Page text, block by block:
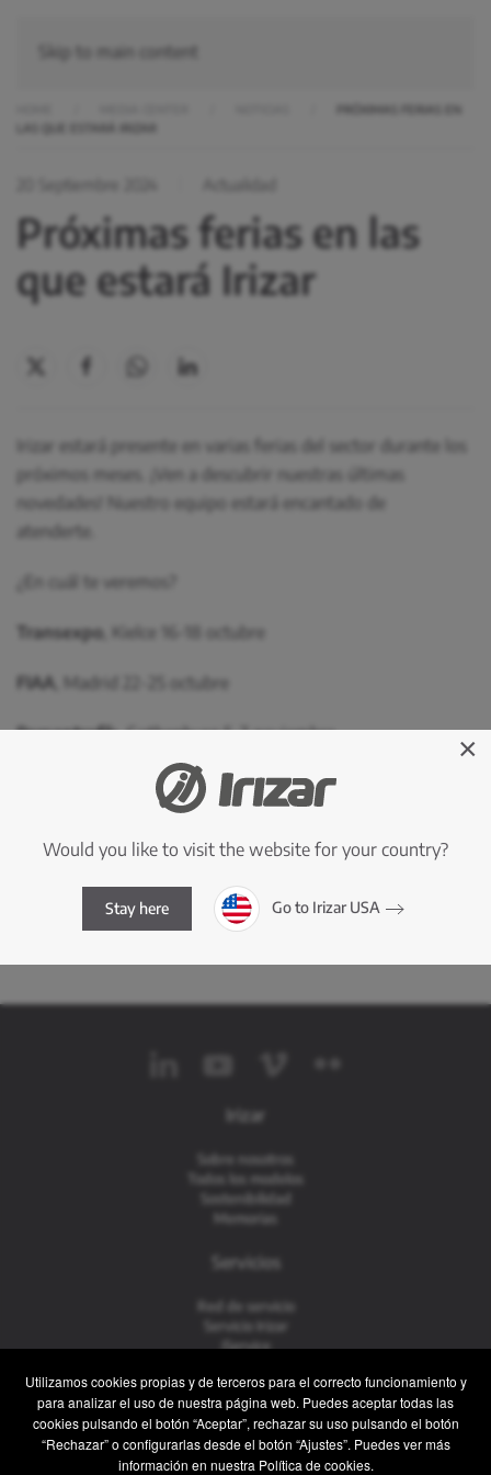
Utilizamos cookies propias y de terceros para el correcto funcionamiento y
para analizar el uso de nuestra página web. Puedes aceptar todas las
cookies pulsando el botón “Aceptar”, rechazar su uso pulsando el botón
“Rechazar” o configurarlas desde el botón “Ajustes”. Puedes ver más
información en nuestra Política de cookies.
Skip to main content
Próximas ferias en las
que estará Irizar
Irizar estará presente en varias ferias del sector durante los
próximos meses. ¡Ven a descubrir nuestras últimas
novedades! Nuestro equipo estará encantado de
atenderte.
¿En cuál te veremos?
Transexpo , Kielce 16-18 octubre
FIAA , Madrid 22-25 octubre
Persontrafik, Gothenburg 5-7 noviembre
, Birmingham 12-14 noviembre
Autocar Expo, Lyon 3-6 diciembre
Irizar
Sobre nosotros
Todos los modelos
Sostenibilidad
Memorias
Servicios
Red de servicio
Servicio Irizar
iService
Contacto
Contacto
×
Would you like to visit the website for your country?
Stay here Go to Irizar USA